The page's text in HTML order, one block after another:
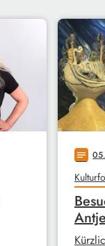
notes 05